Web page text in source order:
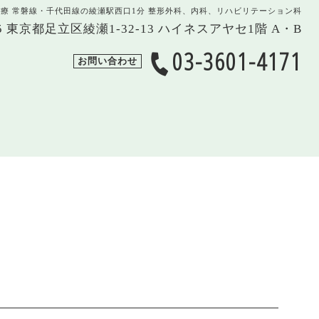
常磐線・千代田線の綾瀬駅西口1分 整形外科、内科、リハビリテーション科
東京都足立区綾瀬1-32-13 ハイネスアヤセ1階 A・B
お問い合わせ 03-3601-4171